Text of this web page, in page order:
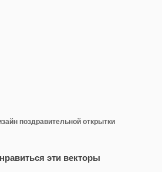
поздравительной открытки
эти векторы